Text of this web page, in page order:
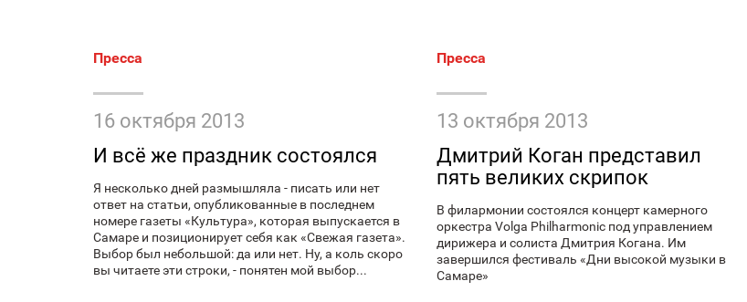
Пресса
16 октября 2013
И всё же праздник состоялся
Я несколько дней размышляла - писать или нет
ответ на статьи, опубликованные в последнем
номере газеты «Культура», которая выпускается в
Самаре и позиционирует себя как «Свежая газета».
Выбор был небольшой: да или нет. Ну, а коль скоро
вы читаете эти строки, - понятен мой выбор...
Пресса
13 октября 2013
Дмитрий Коган представил
пять великих скрипок
В филармонии состоялся концерт камерного
оркестра Volga Philharmonic под управлением
дирижера и солиста Дмитрия Когана. Им
завершился фестиваль «Дни высокой музыки в
Самаре»